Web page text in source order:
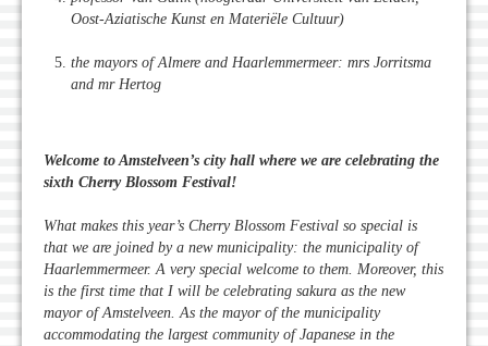
Oost-Aziatische Kunst en Materiële Cultuur)
the mayors of Almere and Haarlemmermeer: mrs Jorritsma
and mr Hertog
Welcome to Amstelveen’s city hall where we are celebrating the
sixth Cherry Blossom Festival!
What makes this year’s Cherry Blossom Festival so special is
that we are joined by a new municipality: the municipality of
Haarlemmermeer. A very special welcome to them. Moreover, this
is the first time that I will be celebrating sakura as the new
mayor of Amstelveen. As the mayor of the municipality
accommodating the largest community of Japanese in the